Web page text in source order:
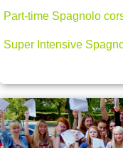
Part-time Spagnolo
Super Intensive